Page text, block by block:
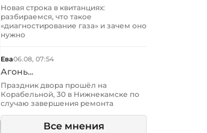
Новая строка в квитанциях:
разбираемся, что такое
«диагностирование газа» и зачем оно
нужно
Ева06.08, 07:54
Агонь...
Праздник двора прошёл на
Корабельной, 30 в Нижнекамске по
случаю завершения ремонта
Все мнения